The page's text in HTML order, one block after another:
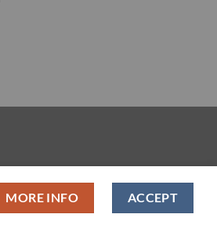
MORE INFO ACCEPT